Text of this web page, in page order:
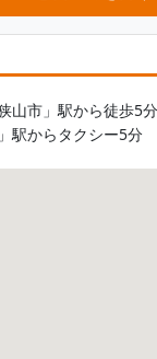
山市」駅から徒歩5分
駅からタクシー5分